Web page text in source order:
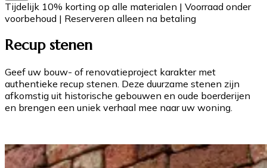
Tijdelijk 10% korting op alle materialen | Voorraad onder
voorbehoud | Reserveren alleen na betaling
Recup stenen
Geef uw bouw- of renovatieproject karakter met
authentieke recup stenen. Deze duurzame stenen zijn
afkomstig uit historische gebouwen en oude boerderijen
en brengen een uniek verhaal mee naar uw woning.